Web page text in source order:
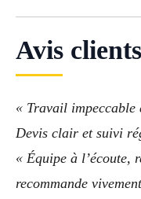
Avis
« Travail impeccable
Devis clair et suivi
« Équipe à l’écoute,
recommande